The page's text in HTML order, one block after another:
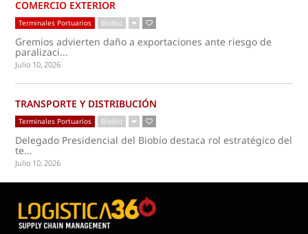
COMERCIO EXTERIOR
Terminales Portuarios Biobío
Gremios advierten daño a exportaciones ante riesgo de
paralizaci...
Julio 10, 2026
TRANSPORTE Y DISTRIBUCIÓN
Terminales Portuarios Biobío
Delegado Presidencial del Biobío destaca rol estratégico del
te...
Julio 10, 2026